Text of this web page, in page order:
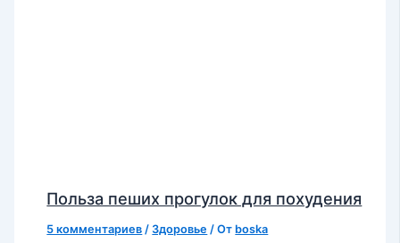
Польза пеших прогулок для похудения
5 комментариев /Здоровье / От boska